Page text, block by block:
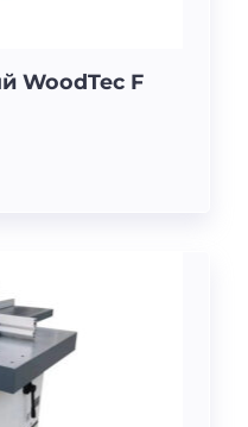
WoodTec F